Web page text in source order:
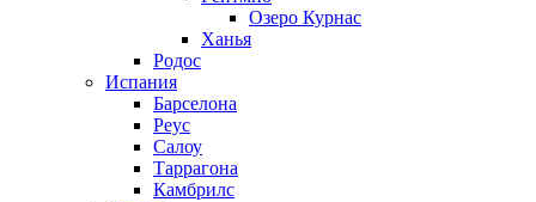
Озеро Курнас
Ханья
Родос
Испания
Барселона
Реус
Салоу
Таррагона
Камбрилс